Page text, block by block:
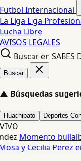
Futbol Internacional
La Liga Liga
Lucha Libre
AVISOS LEGALES
Buscar en SABES
Buscar
▲ Búsquedas
Huachipato Deportes
VIVO
Momento
y Cecilia Perez